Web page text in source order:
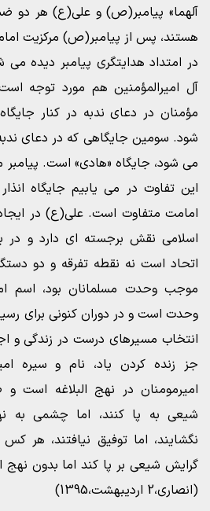
آلهما» پیامبر(ص) و علی(ع) هر دو
هستند، پس از پیامبر(ص) مرکزیت
در امتداد هدایتگری پیامبر دیده می
آل امیرالمؤمنین هم مورد توجه
مؤمنان در دعای ندبه در کنار
شود. سومین جایگاهی که در دعای
می شود، جایگاه «هادی» است. پیامبر
این تفاوت در می یابیم جایگاه
امامت متفاوت است. علی(ع) در
اسلامی نقش برجسته ای دارد و در
اتحاد است نه نقطه تفرقه و دو
موجب وحدت مسلمانان بود، اسم
وحدت است و در دوران کنونی برای
انتخاب مسیرهای درست در زندگی و
جز زنده کردن یاد، نام و سیره
امیرمومنان در نهج البلاغه است
شیعی به پا کنند، اما چشمی به
نگشایند، اما توفیق نیافتند، هر
گرایش شیعی بر پا کند اما بدون نهج
(انصاری،2 اردیبهشت،1395)